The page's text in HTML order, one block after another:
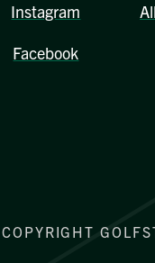
Instagram
Facebook
COPYRIGHT